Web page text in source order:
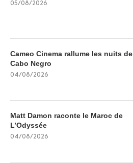
05/08/2026
Cameo Cinema rallume les nuits de
Cabo Negro
04/08/2026
Matt Damon raconte le Maroc de
L’Odyssée
04/08/2026